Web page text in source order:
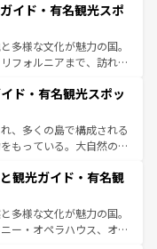
スならではのユニークな
でなく町歩きも満喫する
ため物価も高いが、旅行
もあり、うまく活用すれ
を参照してほしい。
イド・有名観光スポ
多様な文化が魅力の国。
フォルニアまで、訪れる
ッピング、エンターテイ
ットだ。一方、アメリカ
ドキャニオンやイエロー
堪能できる。さらに、南
各地域で異なる魅力を楽
歴史を感じることができ
や列車の旅も、アメリカ
メリカ
ほしい。
ド・有名観光スポッ
、多くの島で構成される
もっている。大自然の神
の観光地といえばオアフ
マウイ島やカウアイ島が
輝く海をはじめ、豊かな
ロハスピリット」と呼ば
観光ガイド・有名観
多様な文化が魅力の国。
ー・オペラハウス、オー